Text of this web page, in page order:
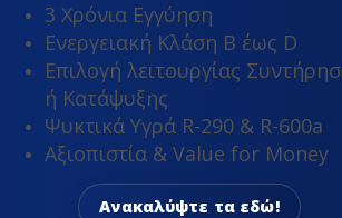
3 Χρόνια Εγγύηση
Ενεργειακή Κλάση Β έως D
Επιλογή λειτουργίας
ή Κατάψυξης
Ψυκτικά Υγρά R-290 & R-600a
Αξιοπιστία & Value for Money
Ανακαλύψτε τα εδώ!